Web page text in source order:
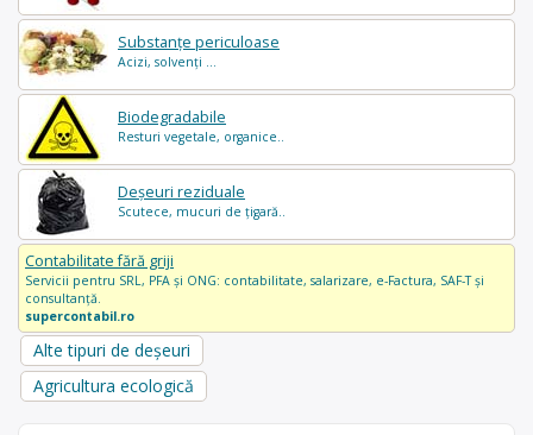
Substanțe periculoase
Acizi, solvenți ...
Biodegradabile
Resturi vegetale, organice..
Deșeuri reziduale
Scutece, mucuri de țigară..
Contabilitate fără griji
Servicii pentru SRL, PFA și ONG: contabilitate, salarizare, e-Factura, SAF-T și
consultanță.
supercontabil.ro
Alte tipuri de deșeuri
Agricultura ecologică